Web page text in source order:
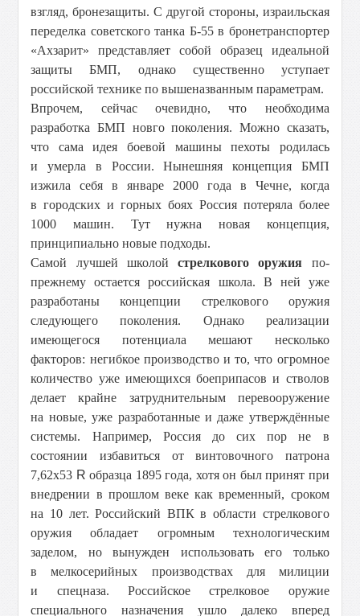
взгляд, бронезащиты. С другой стороны, израильская
переделка советского танка Б-55 в бронетранспортер
«Ахзарит» представляет собой образец идеальной
защиты БМП, однако существенно уступает
российской технике по вышеназванным параметрам.
Впрочем, сейчас очевидно, что необходима
разработка БМП новго поколения. Можно сказать,
что сама идея боевой машины пехоты родилась
и умерла в России. Нынешняя концепция БМП
изжила себя в январе 2000 года в Чечне, когда
в городских и горных боях Россия потеряла более
1000 машин. Тут нужна новая концепция,
принципиально новые подходы.
Самой лучшей школойстрелкового оружия по-
прежнему остается российская школа. В ней уже
разработаны концепции стрелкового оружия
следующего поколения. Однако реализации
имеющегося потенциала мешают несколько
факторов: негибкое производство и то, что огромное
количество уже имеющихся боеприпасов и стволов
делает крайне затруднительным перевооружение
на новые, уже разработанные и даже утверждённые
системы. Например, Россия до сих пор не в
состоянии избавиться от винтовочного патрона
7,62х53 R образца 1895 года, хотя он был принят при
внедрении в прошлом веке как временный, сроком
на 10 лет. Российский ВПК в области стрелкового
оружия обладает огромным технологическим
заделом, но вынужден использовать его только
в мелкосерийных производствах для милиции
и спецназа. Российское стрелковое оружие
специального назначения ушло далеко вперед